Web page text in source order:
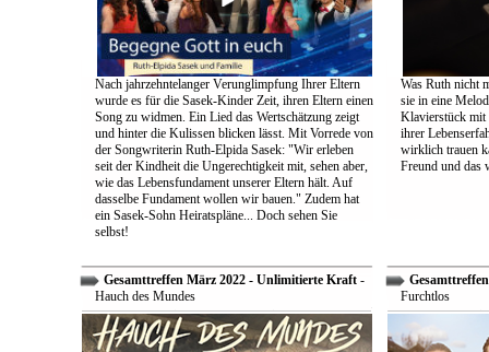
Nach jahrzehntelanger Verunglimpfung Ihrer Eltern
wurde es für die Sasek-Kinder Zeit, ihren Eltern einen
Song zu widmen. Ein Lied das Wertschätzung zeigt
und hinter die Kulissen blicken lässt. Mit Vorrede von
der Songwriterin Ruth-Elpida Sasek: "Wir erleben
seit der Kindheit die Ungerechtigkeit mit, sehen aber,
wie das Lebensfundament unserer Eltern hält. Auf
dasselbe Fundament wollen wir bauen." Zudem hat
ein Sasek-Sohn Heiratspläne... Doch sehen Sie
selbst!
Was Ruth nicht
sie in eine
Klavierstück mit
ihrer
wirklich trauen
Freund und das
Gesamttreffen März 2022 - Unlimitierte Kraft -
Hauch des Mundes
Furchtlos